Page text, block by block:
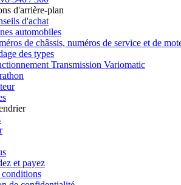
d'arrière-plan
d'achat
automobiles
de châssis, numéros de service et de
des types
Transmission Variomatic
et payez
conditions